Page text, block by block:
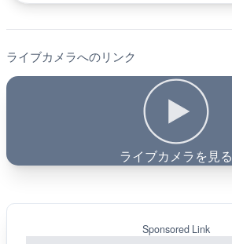
ライブカメラへのリンク
ライブカメラを見る
Sponsored Link